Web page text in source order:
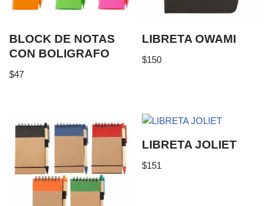
BLOCK DE NOTAS
CON BOLIGRAFO
$47
LIBRETA OWAMI
$150
LIBRETA JOLIET
$151